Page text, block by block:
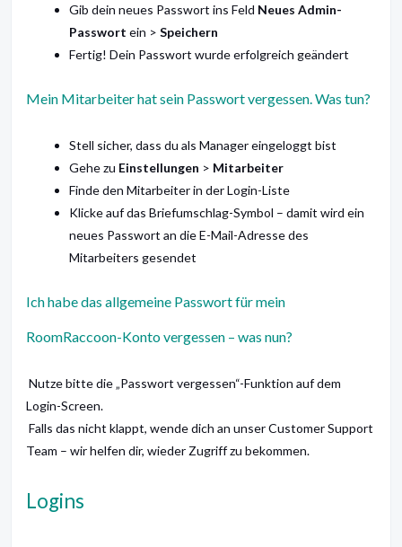
Gib dein neues Passwort ins Feld Neues Admin-
Passwort ein > Speichern
Fertig! Dein Passwort wurde erfolgreich geändert
Mein Mitarbeiter hat sein Passwort vergessen. Was tun?
Stell sicher, dass du als Manager eingeloggt bist
Gehe zu Einstellungen > Mitarbeiter
Finde den Mitarbeiter in der Login-Liste
Klicke auf das Briefumschlag-Symbol – damit wird ein
neues Passwort an die E-Mail-Adresse des
Mitarbeiters gesendet
Ich habe das allgemeine Passwort für mein
RoomRaccoon-Konto vergessen – was nun?
Nutze bitte die „Passwort vergessen“-Funktion auf dem
Login-Screen.
Falls das nicht klappt, wende dich an unser Customer Support
Team – wir helfen dir, wieder Zugriff zu bekommen.
Logins